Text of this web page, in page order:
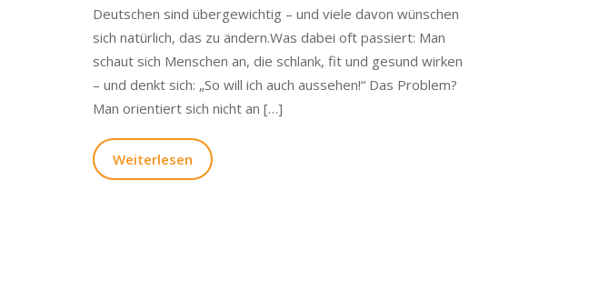
Deutschen sind übergewichtig – und viele davon wünschen
sich natürlich, das zu ändern.Was dabei oft passiert: Man
schaut sich Menschen an, die schlank, fit und gesund wirken
– und denkt sich: „So will ich auch aussehen!“ Das Problem?
Man orientiert sich nicht an […]
Weiterlesen